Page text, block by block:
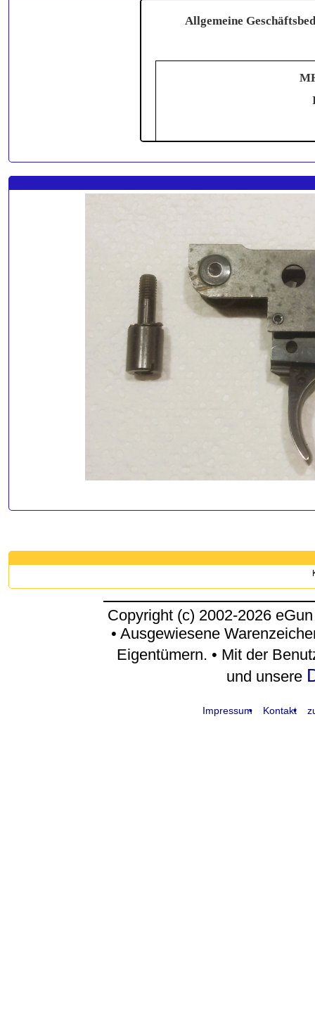
Copyright (c) 2002-2026
• Ausgewiesene
Eigentümern. • Mit der
und unsere
Impressum Kontakt